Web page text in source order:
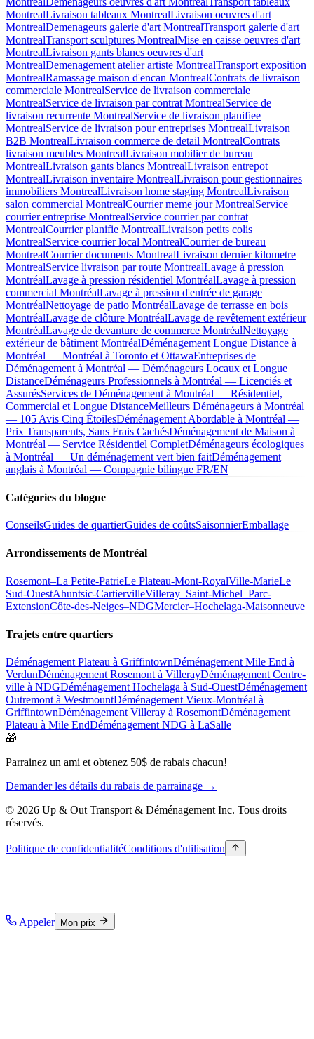
MontrealLivraison tableaux MontrealLivraison oeuvres d'art
MontrealDemenageurs galerie d'art MontrealTransport galerie d'art
MontrealTransport sculptures MontrealMise en caisse oeuvres d'art
MontrealLivraison gants blancs oeuvres d'art
MontrealDemenagement atelier artiste MontrealTransport exposition
MontrealRamassage maison d'encan MontrealContrats de livraison
commerciale MontrealService de livraison commerciale
MontrealService de livraison par contrat MontrealService de
livraison recurrente MontrealService de livraison planifiee
MontrealService de livraison pour entreprises MontrealLivraison
B2B MontrealLivraison commerce de detail MontrealContrats
livraison meubles MontrealLivraison mobilier de bureau
MontrealLivraison gants blancs MontrealLivraison entrepot
MontrealLivraison inventaire MontrealLivraison pour gestionnaires
immobiliers MontrealLivraison home staging MontrealLivraison
salon commercial MontrealCourrier meme jour MontrealService
courrier entreprise MontrealService courrier par contrat
MontrealCourrier planifie MontrealLivraison petits colis
MontrealService courrier local MontrealCourrier de bureau
MontrealCourrier documents MontrealLivraison dernier kilometre
MontrealService livraison par route MontrealLavage à pression
MontréalLavage à pression résidentiel MontréalLavage à pression
commercial MontréalLavage à pression d'entrée de garage
MontréalNettoyage de patio MontréalLavage de terrasse en bois
MontréalLavage de clôture MontréalLavage de revêtement extérieur
MontréalLavage de devanture de commerce MontréalNettoyage
extérieur de bâtiment MontréalDéménagement Longue Distance à
Montréal — Montréal à Toronto et OttawaEntreprises de
Déménagement à Montréal — Déménageurs Locaux et Longue
DistanceDéménageurs Professionnels à Montréal — Licenciés et
AssurésServices de Déménagement à Montréal — Résidentiel,
Commercial et Longue DistanceMeilleurs Déménageurs à Montréal
— 105 Avis Cinq ÉtoilesDéménagement Abordable à Montréal —
Prix Transparents, Sans Frais CachésDéménagement de Maison à
Montréal — Service Résidentiel CompletDéménageurs écologiques
à Montréal — Un déménagement vert bien faitDéménagement
anglais à Montréal — Compagnie bilingue FR/EN
Catégories du blogue
ConseilsGuides de quartierGuides de coûtsSaisonnierEmballage
Arrondissements de Montréal
Rosemont–La Petite-PatrieLe Plateau-Mont-RoyalVille-MarieLe
Sud-OuestAhuntsic-CartiervilleVilleray–Saint-Michel–Parc-
ExtensionCôte-des-Neiges–NDGMercier–Hochelaga-Maisonneuve
Trajets entre quartiers
Déménagement Plateau à GriffintownDéménagement Mile End à
VerdunDéménagement Rosemont à VillerayDéménagement Centre-
ville à NDGDéménagement Hochelaga à Sud-OuestDéménagement
Outremont à WestmountDéménagement Vieux-Montréal à
GriffintownDéménagement Villeray à RosemontDéménagement
Plateau à Mile EndDéménagement NDG à LaSalle
🎁
Parrainez un ami et obtenez 50$ de rabais chacun!
Demander les détails du rabais de parrainage →
© 2026 Up & Out Transport & Déménagement Inc. Tous droits
réservés.
Politique de confidentialitéConditions d'utilisation
Appeler Mon prix